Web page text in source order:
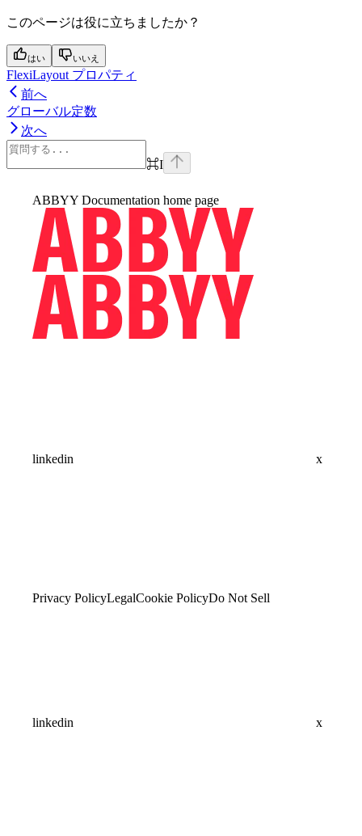
このページは役に立ちましたか？
はい いいえ
FlexiLayout プロパティ
前へ
グローバル定数
次へ
⌘I
ABBYY Documentation home page
linkedin x
Privacy PolicyLegalCookie PolicyDo Not Sell
linkedin x